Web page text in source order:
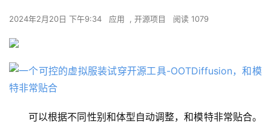
2024年2月20日 下午9:34 应用 , 开源项目 阅读 1079
可以根据不同性别和体型自动调整，和模特非常贴合。